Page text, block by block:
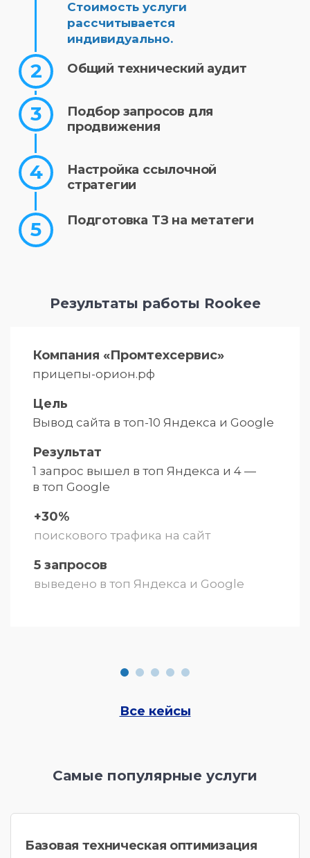
Стоимость услуги
рассчитывается
индивидуально.
Общий технический аудит
Подбор запросов для
продвижения
Настройка ссылочной
стратегии
Подготовка ТЗ на метатеги
Результаты работы Rookee
Компания «Промтехсервис»
прицепы-орион.рф
Цель
Вывод сайта в топ-10 Яндекса и Google
Результат
1 запрос вышел в топ Яндекса и 4 —
в топ Google
+30%
поискового трафика на сайт
5 запросов
выведено в топ Яндекса и Google
Все кейсы
Самые популярные услуги
Базовая техническая оптимизация